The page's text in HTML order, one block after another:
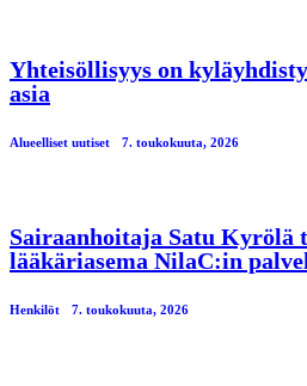
Yhteisöllisyys on
asia
Alueelliset uutiset 7. toukokuuta, 2026
Sairaanhoitaja Satu Kyrölä
lääkäriasema NilaC:in
Henkilöt 7. toukokuuta, 2026